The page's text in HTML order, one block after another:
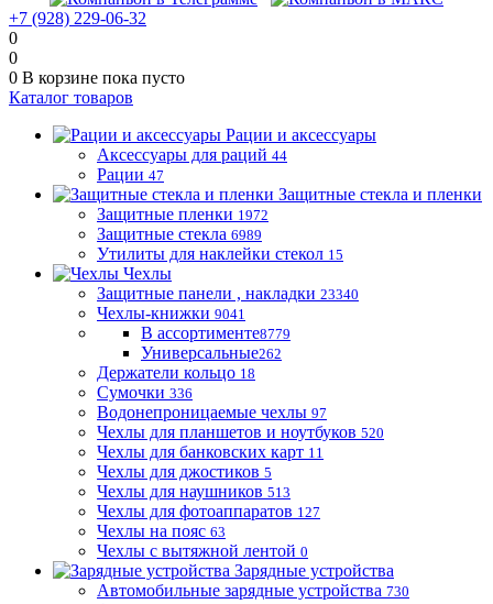
+7 (928) 229-06-32
0
0
0 В корзине пока пусто
Каталог товаров
Рации и аксессуары
Аксессуары для раций 44
Рации 47
Защитные стекла и пленки
Защитные пленки 1972
Защитные стекла 6989
Утилиты для наклейки стекол 15
Чехлы
Защитные панели , накладки 23340
Чехлы-книжки 9041
В ассортименте8779
Универсальные262
Держатели кольцо 18
Сумочки 336
Водонепроницаемые чехлы 97
Чехлы для планшетов и ноутбуков 520
Чехлы для банковских карт 11
Чехлы для джостиков 5
Чехлы для наушников 513
Чехлы для фотоаппаратов 127
Чехлы на пояс 63
Чехлы с вытяжной лентой 0
Зарядные устройства
Автомобильные зарядные устройства 730